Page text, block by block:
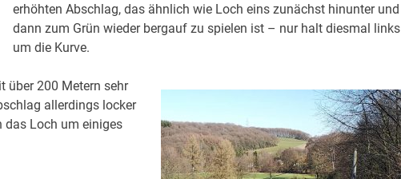
erhöhten Abschlag, das ähnlich wie Loch eins zunächst hinunter und
dann zum Grün wieder bergauf zu spielen ist – nur halt diesmal links
um die Kurve.
über 200 Metern sehr
allerdings locker
das Loch um einiges